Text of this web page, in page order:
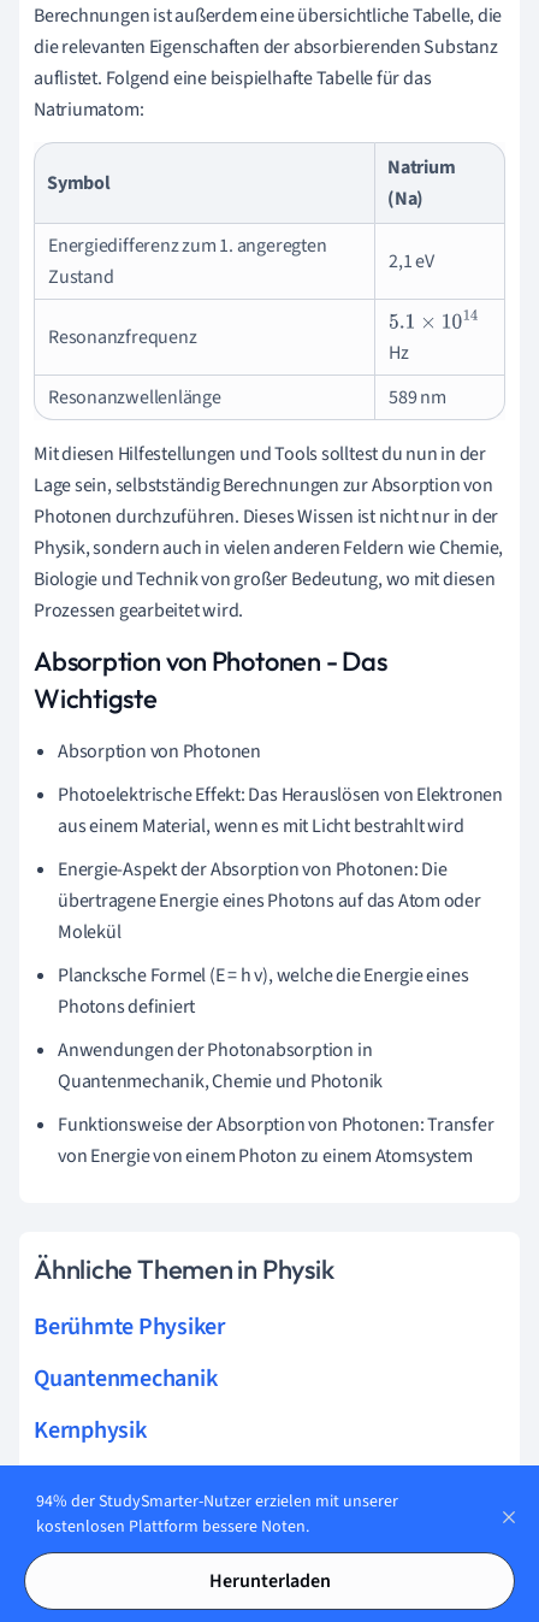
Berechnungen ist außerdem eine übersichtliche Tabelle, die
die relevanten Eigenschaften der absorbierenden Substanz
auflistet. Folgend eine beispielhafte Tabelle für das
Natriumatom:
Symbol
Natrium
(Na)
Energiedifferenz zum 1. angeregten
Zustand
2,1 eV
Resonanzfrequenz 5.1× 10 14
Hz
Resonanzwellenlänge
589 nm
Mit diesen Hilfestellungen und Tools solltest du nun in der
Lage sein, selbstständig Berechnungen zur Absorption von
Photonen durchzuführen. Dieses Wissen ist nicht nur in der
Physik, sondern auch in vielen anderen Feldern wie Chemie,
Biologie und Technik von großer Bedeutung, wo mit diesen
Prozessen gearbeitet wird.
Absorption von Photonen - Das
Wichtigste
Absorption von Photonen
Photoelektrische Effekt: Das Herauslösen von Elektronen
aus einem Material, wenn es mit Licht bestrahlt wird
Energie-Aspekt der Absorption von Photonen: Die
übertragene Energie eines Photons auf das Atom oder
Molekül
Plancksche Formel (E = h v), welche die Energie eines
Photons definiert
Anwendungen der Photonabsorption in
Quantenmechanik, Chemie und Photonik
Funktionsweise der Absorption von Photonen: Transfer
von Energie von einem Photon zu einem Atomsystem
Ähnliche Themen in Physik
Berühmte Physiker
Quantenmechanik
Kernphysik
Elektrizitätslehre
Energie in Natur und Technik
94% der StudySmarter-Nutzer erzielen mit unserer
kostenlosen Plattform bessere Noten.
Herunterladen